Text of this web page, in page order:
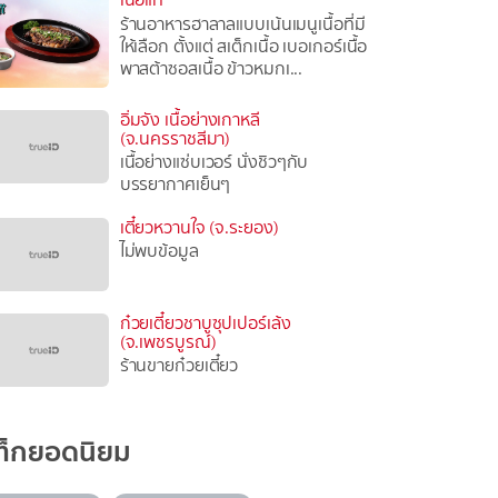
ร้านอาหารฮาลาลแบบเน้นเมนูเนื้อที่มี
ให้เลือก ตั้งแต่ สเต็กเนื้อ เบอเกอร์เนื้อ
พาสต้าซอสเนื้อ ข้าวหมกเ...
อิ่มจัง เนื้อย่างเกาหลี
(จ.นครราชสีมา)
เนื้อย่างแซ่บเวอร์ นั่งชิวๆกับ
บรรยากาศเย็นๆ
เตี๋ยวหวานใจ (จ.ระยอง)
ไม่พบข้อมูล
ก๋วยเตี๋ยวชาบูซุปเปอร์เล้ง
(จ.เพชรบูรณ์)
ร้านขายก๋วยเตี๋ยว
กยอดนิยม